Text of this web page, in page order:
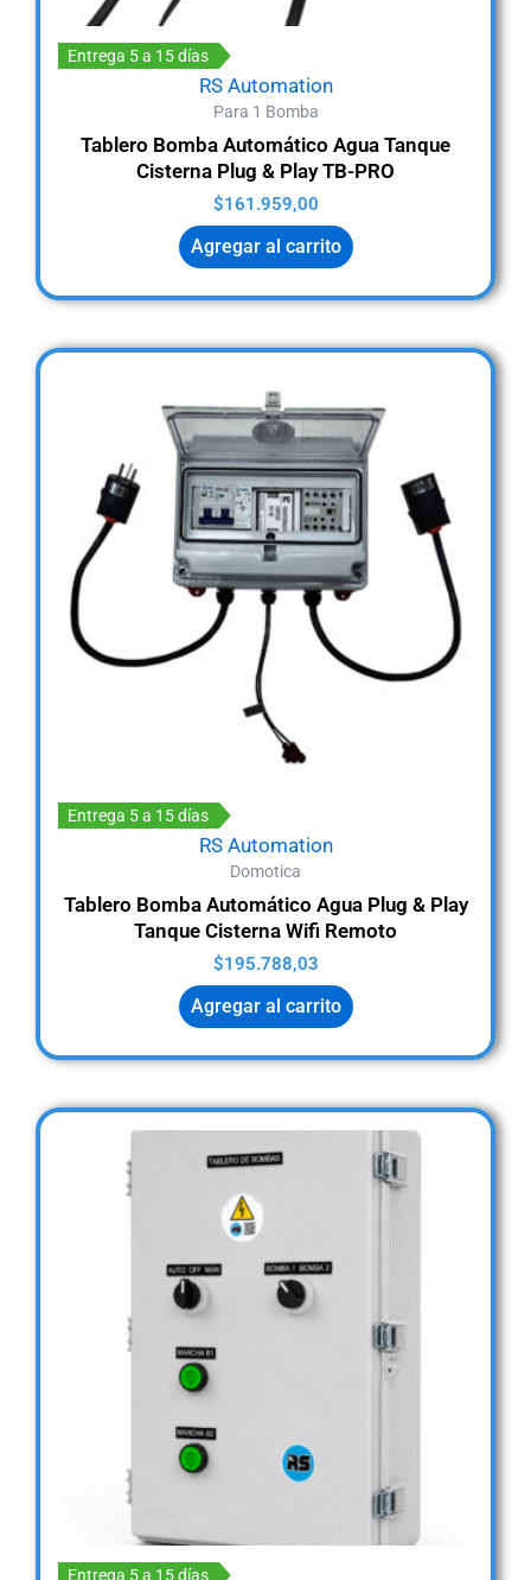
Entrega 5 a 15 días
RS Automation
Para 1 Bomba
Tablero Bomba Automático Agua Tanque
Cisterna Plug & Play TB-PRO
$161.959,00
Agregar al carrito
Entrega 5 a 15 días
RS Automation
Domotica
Tablero Bomba Automático Agua Plug & Play
Tanque Cisterna Wifi Remoto
$195.788,03
Agregar al carrito
Entrega 5 a 15 días